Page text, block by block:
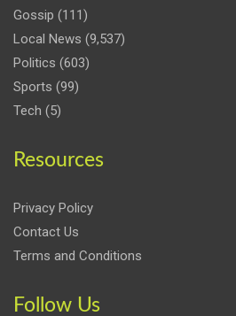
Gossip (111)
Local News (9,537)
Politics (603)
Sports (99)
Tech (5)
Resources
Privacy Policy
Contact Us
Terms and Conditions
Follow Us